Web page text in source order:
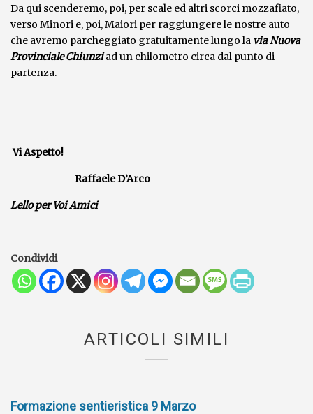
Da qui scenderemo, poi, per scale ed altri scorci mozzafiato,
verso Minori e, poi, Maiori per raggiungere le nostre auto
che avremo parcheggiato gratuitamente lungo la via Nuova
Provinciale Chiunziad un chilometro circa dal punto di
partenza.
Vi Aspetto!
Raffaele D’Arco
Lello per Voi Amici
Condividi
ARTICOLI SIMILI
Formazione sentieristica 9 Marzo